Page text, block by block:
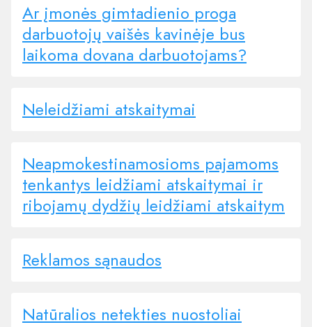
Ar įmonės gimtadienio proga
darbuotojų vaišės kavinėje bus
laikoma dovana darbuotojams?
Neleidžiami atskaitymai​
Neapmokestinamosioms pajamoms
tenkantys leidžiami atskaitymai ir
ribojamų dydžių leidžiami atskaitym
Reklamos sąnaudos
Natūralios netekties nuostoliai